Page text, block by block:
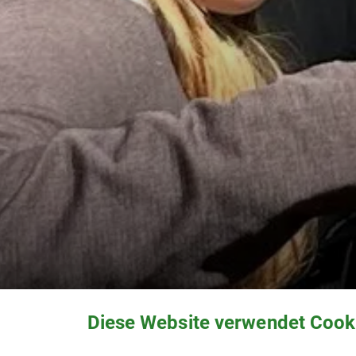
Diese Website verwendet